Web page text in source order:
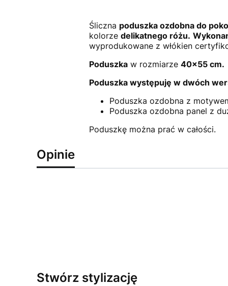
Śliczna poduszka ozdobna do
kolorze delikatnego różu.
wyprodukowane z włókien
Poduszkaw rozmiarze 40x55 cm.
Poduszka występuję w dwóch
Poduszka ozdobna z
Poduszka ozdobna panel z
Poduszkę można prać w całości.
Opinie
Stwórz stylizację